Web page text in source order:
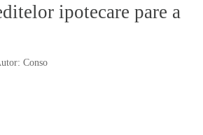
ipotecare pare a
Conso